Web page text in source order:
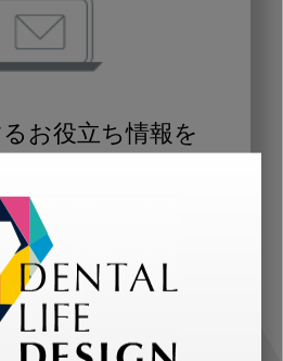
お役立ち情報を
た職種（歯科医師、歯
技工士）に合わせた内